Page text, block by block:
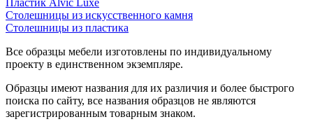
Столешницы из искусственного камня
Столешницы из пластика
Все образцы мебели изготовлены по индивидуальному
проекту в единственном экземпляре.
Образцы имеют названия для их различия и более быстрого
поиска по сайту, все названия образцов не являются
зарегистрированным товарным знаком.